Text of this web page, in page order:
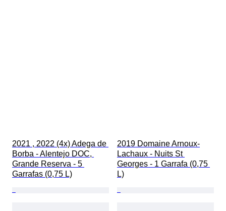
2021 , 2022 (4x) Adega de
Borba - Alentejo DOC,
Grande Reserva - 5
Garrafas (0,75 L)
2019 Domaine Arnoux-
Lachaux - Nuits St
Georges - 1 Garrafa (0,75
L)